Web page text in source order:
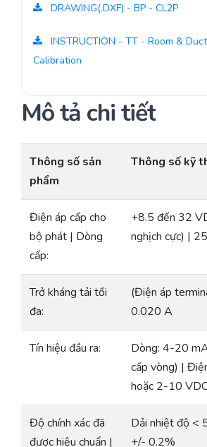
DRAWING(.DXF) - BP - CL2P
INSTRUCTION - TT - Room &
Calibration
Mô tả chi tiết
Thông số sản
phẩm
Thông số kỹ
Điện áp cấp cho
bộ phát | Dòng
cấp:
+8.5 đến 32
nghịch cực) |
Trở kháng tải tối
đa:
(Điện áp
0.020 A
Tín hiệu đầu ra:
Dòng: 4-20
cấp vòng) |
hoặc 2-10
Độ chính xác đã
được hiệu chuẩn |
Dải nhiệt độ <
+/- 0.2%